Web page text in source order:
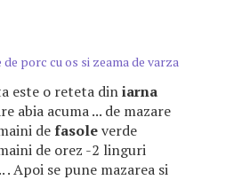
porc cu os si zeama de varza
este o reteta diniarna
abia acuma ... de mazare
defasoleverde
de orez -2 linguri
Apoi se pune mazarea si